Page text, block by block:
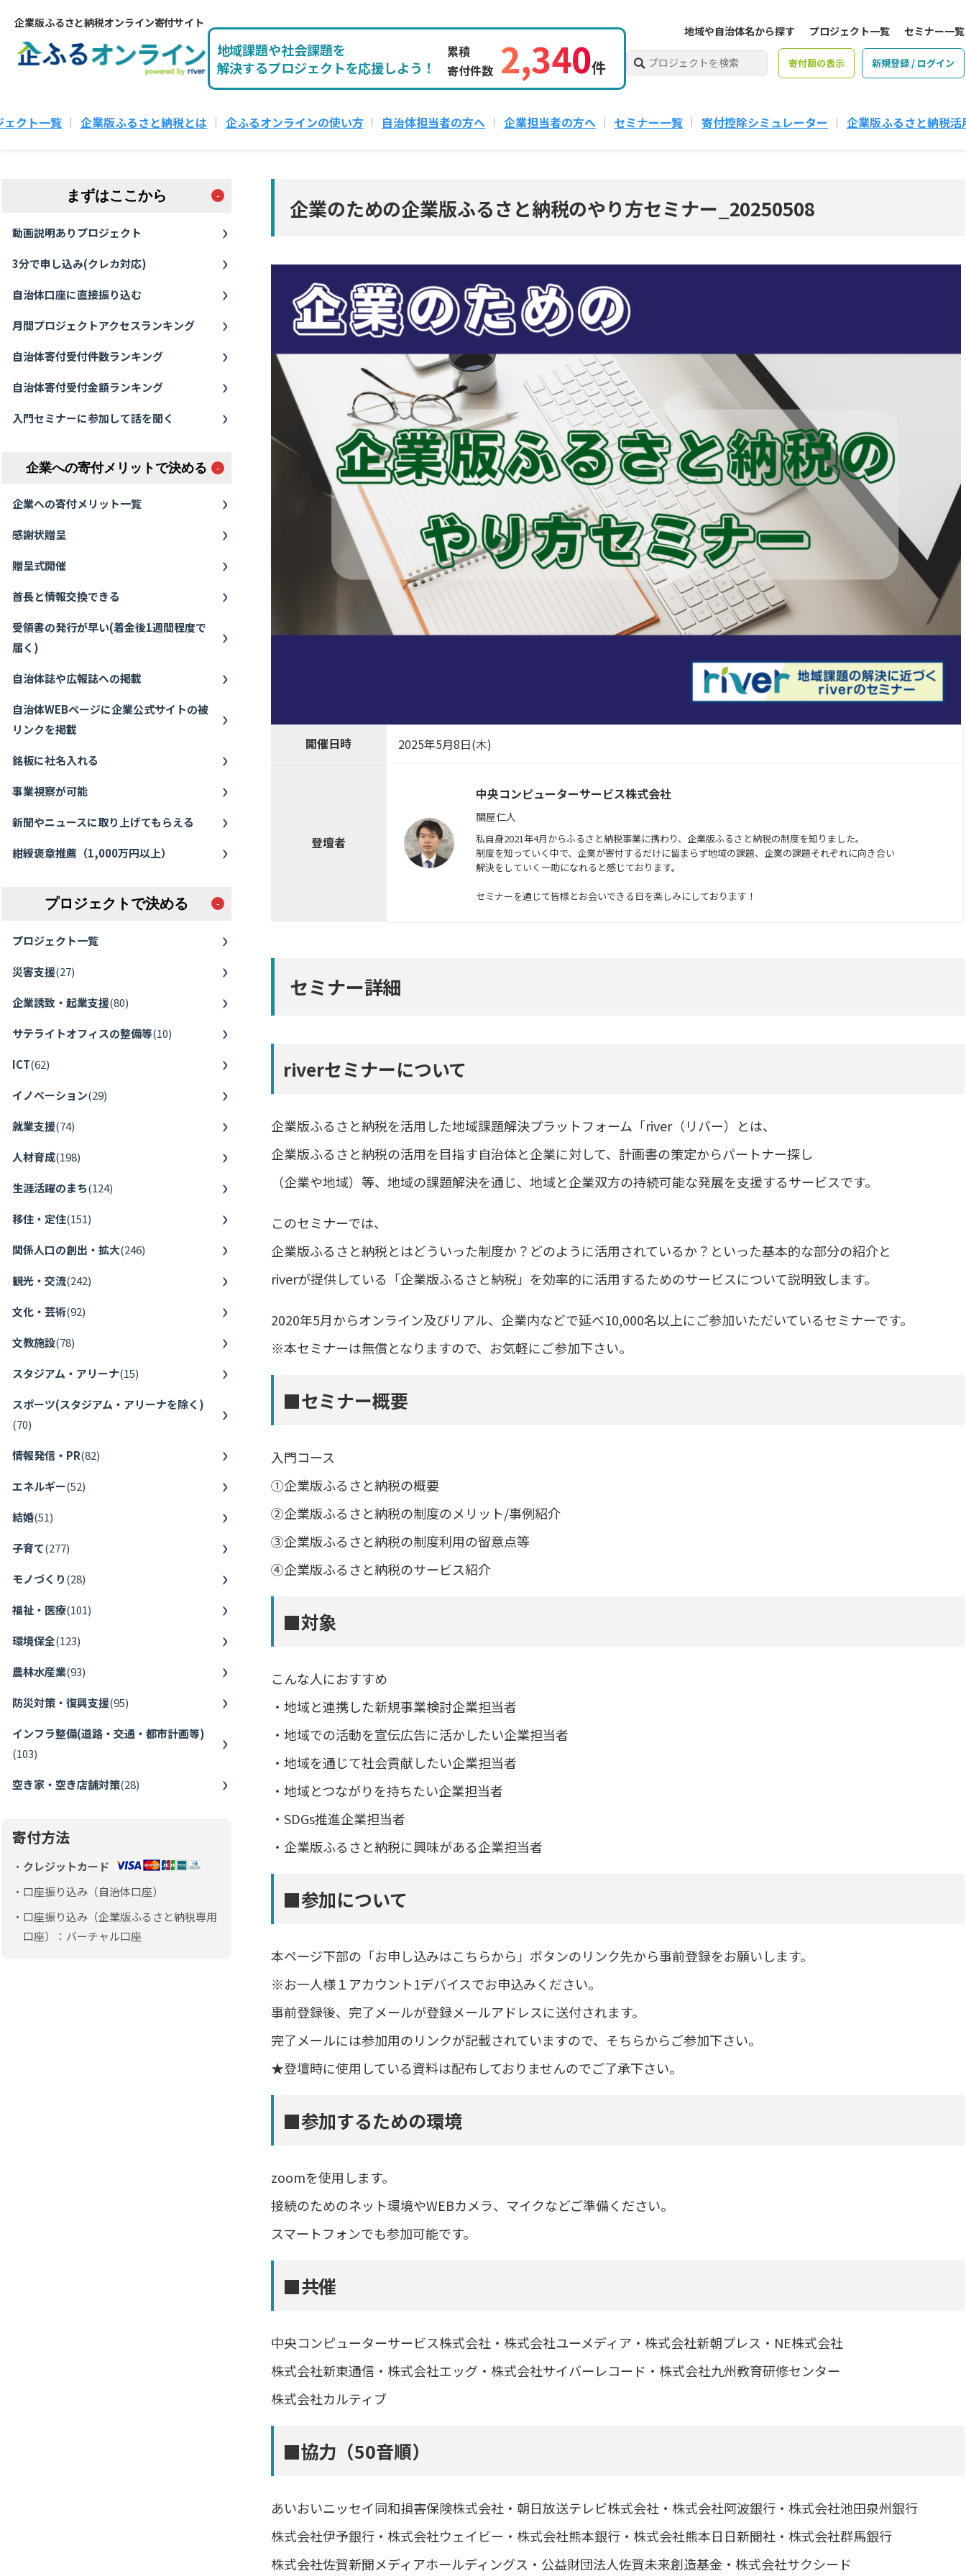
企業版ふるさと納税オンライン寄付サイト
地域課題や社会課題を
解決するプロジェクトを応援しよう！
累積
寄付件数 2,340件
地域や自治体名から探す プロジェクト一覧 セミナー一覧
寄付額の表示 新規登録 / ログイン
ェクト一覧 企業版ふるさと納税とは 企ふるオンラインの使い方 自治体担当者の方へ 企業担当者の方へ セミナー一覧 寄付控除シミュレーター 企業版ふるさと納税活
まずはここから
動画説明ありプロジェクト
3分で申し込み(クレカ対応)
自治体口座に直接振り込む
月間プロジェクトアクセスランキング
自治体寄付受付件数ランキング
自治体寄付受付金額ランキング
入門セミナーに参加して話を聞く
企業への寄付メリットで決める
企業への寄付メリット一覧
感謝状贈呈
贈呈式開催
首長と情報交換できる
受領書の発行が早い(着金後1週間程度で
届く)
自治体誌や広報誌への掲載
自治体WEBページに企業公式サイトの被
リンクを掲載
銘板に社名入れる
事業視察が可能
新聞やニュースに取り上げてもらえる
紺綬褒章推薦（1,000万円以上）
プロジェクトで決める
プロジェクト一覧
災害支援(27)
企業誘致・起業支援(80)
サテライトオフィスの整備等(10)
ICT(62)
イノベーション(29)
就業支援(74)
人材育成(198)
生涯活躍のまち(124)
移住・定住(151)
関係人口の創出・拡大(246)
観光・交流(242)
文化・芸術(92)
文教施設(78)
スタジアム・アリーナ(15)
スポーツ(スタジアム・アリーナを除く)
(70)
情報発信・PR(82)
エネルギー(52)
結婚(51)
子育て(277)
モノづくり(28)
福祉・医療(101)
環境保全(123)
農林水産業(93)
防災対策・復興支援(95)
インフラ整備(道路・交通・都市計画等)
(103)
空き家・空き店舗対策(28)
寄付方法
クレジットカード
口座振り込み（自治体口座）
口座振り込み（企業版ふるさと納税専用
口座）：バーチャル口座
企業のための企業版ふるさと納税のやり方セミナー_20250508
開催日時 2025年5月8日(木)
登壇者
中央コンピューターサービス株式会社
關屋仁人
私自身2021年4月からふるさと納税事業に携わり、企業版ふるさと納税の制度を知りました。
制度を知っていく中で、企業が寄付するだけに留まらず地域の課題、企業の課題それぞれに向き合い
解決をしていく一助になれると感じております。
セミナーを通じて皆様とお会いできる日を楽しみにしております！
セミナー詳細
riverセミナーについて
企業版ふるさと納税を活用した地域課題解決プラットフォーム「river（リバー）とは、
企業版ふるさと納税の活用を目指す自治体と企業に対して、計画書の策定からパートナー探し
（企業や地域）等、地域の課題解決を通じ、地域と企業双方の持続可能な発展を支援するサービスです。
このセミナーでは、
企業版ふるさと納税とはどういった制度か？どのように活用されているか？といった基本的な部分の紹介と
riverが提供している「企業版ふるさと納税」を効率的に活用するためのサービスについて説明致します。
2020年5月からオンライン及びリアル、企業内などで延べ10,000名以上にご参加いただいているセミナーです。
※本セミナーは無償となりますので、お気軽にご参加下さい。
■セミナー概要
入門コース
①企業版ふるさと納税の概要
②企業版ふるさと納税の制度のメリット/事例紹介
③企業版ふるさと納税の制度利用の留意点等
④企業版ふるさと納税のサービス紹介
■対象
こんな人におすすめ
・地域と連携した新規事業検討企業担当者
・地域での活動を宣伝広告に活かしたい企業担当者
・地域を通じて社会貢献したい企業担当者
・地域とつながりを持ちたい企業担当者
・SDGs推進企業担当者
・企業版ふるさと納税に興味がある企業担当者
■参加について
本ページ下部の「お申し込みはこちらから」ボタンのリンク先から事前登録をお願いします。
※お一人様１アカウント1デバイスでお申込みください。
事前登録後、完了メールが登録メールアドレスに送付されます。
完了メールには参加用のリンクが記載されていますので、そちらからご参加下さい。
★登壇時に使用している資料は配布しておりませんのでご了承下さい。
■参加するための環境
zoomを使用します。
接続のためのネット環境やWEBカメラ、マイクなどご準備ください。
スマートフォンでも参加可能です。
■共催
中央コンピューターサービス株式会社・株式会社ユーメディア・株式会社新朝プレス・NE株式会社
株式会社新東通信・株式会社エッグ・株式会社サイバーレコード・株式会社九州教育研修センター
株式会社カルティブ
■協力（50音順）
あいおいニッセイ同和損害保険株式会社・朝日放送テレビ株式会社・株式会社阿波銀行・株式会社池田泉州銀行
株式会社伊予銀行・株式会社ウェイビー・株式会社熊本銀行・株式会社熊本日日新聞社・株式会社群馬銀行
株式会社佐賀新聞メディアホールディングス・公益財団法人佐賀未来創造基金・株式会社サクシード